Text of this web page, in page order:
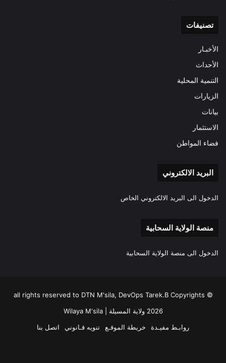
تصنيفات
الأخبـار
الأحداث
التنمية المحلية
الزيارات
بيانات
الاستثمار
فضاء المواطن
البريد الالكتروني
الدخول الى البريد الالكتروني الخاص
منصة الولاية السحابية
الدخول الى منصة الولاية السحابية
all rights reserved to DTN M'sila, DevOps Tarek.B Copyrights ©
2026 ولاية المسيلة | Wilaya M'sila
روابـط مفيـدة
خريطة الموقـع تنويه قـانوني اتصل بنا